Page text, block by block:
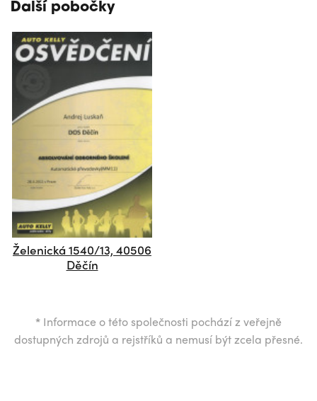
Další pobočky
Želenická 1540/13, 40506
Děčín
* Informace o této společnosti pochází z veřejně
dostupných zdrojů a rejstříků a nemusí být zcela přesné.